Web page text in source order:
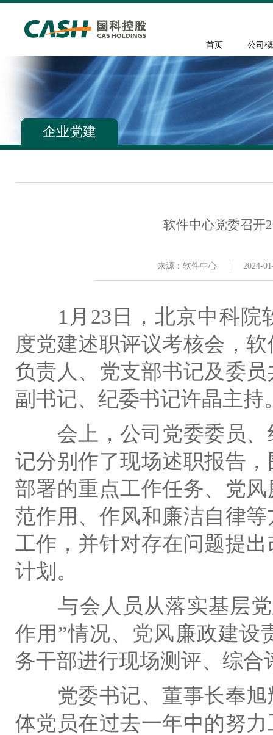
首页 公司
企业党建
软件中心党委召开
来源：软件中心 2024-
1 月 23 日，北京中科院
度党建述职评议考核会，
负责人、党支部书记及委员
副书记、纪委书记许晶主持
会上，公司党委委员
记分别作了现场述职报告
部署的重点工作任务、党
范作用、作风和廉洁自律
工作，并针对存在问题提
计划。
与会人员从落实基层
作用 ”情况、党风廉政建设
务干部进行现场测评、综合
党委书记、董事长奉
体党员在过去一年中的努